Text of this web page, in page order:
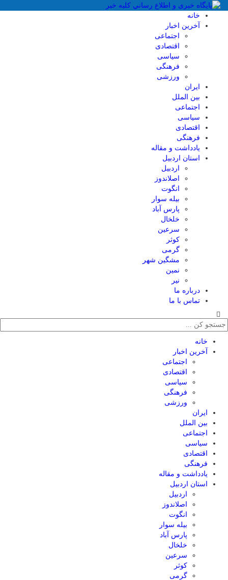
خانه
آخرین اخبار
اجتماعی
اقتصادی
سیاسی
فرهنگی
ورزشی
ایران
بین الملل
اجتماعی
سیاسی
اقتصادی
فرهنگی
یادداشت و مقاله
استان اردبیل
اردبیل
اصلاندوز
انگوت
بیله سوار
پارس آباد
خلخال
سرعین
کوثر
گرمی
مشگین شهر
نمین
نیر
درباره ما
تماس با ما
خانه
آخرین اخبار
اجتماعی
اقتصادی
سیاسی
فرهنگی
ورزشی
ایران
بین الملل
اجتماعی
سیاسی
اقتصادی
فرهنگی
یادداشت و مقاله
استان اردبیل
اردبیل
اصلاندوز
انگوت
بیله سوار
پارس آباد
خلخال
سرعین
کوثر
گرمی